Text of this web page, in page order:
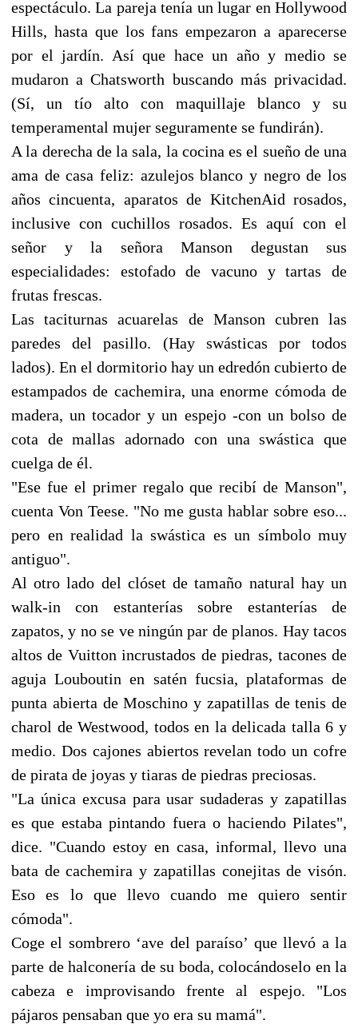
espectáculo. La pareja tenía un lugar en Hollywood
Hills, hasta que los fans empezaron a aparecerse
por el jardín. Así que hace un año y medio se
mudaron a Chatsworth buscando más privacidad.
(Sí, un tío alto con maquillaje blanco y su
temperamental mujer seguramente se fundirán).
A la derecha de la sala, la cocina es el sueño de una
ama de casa feliz: azulejos blanco y negro de los
años cincuenta, aparatos de KitchenAid rosados,
inclusive con cuchillos rosados. Es aquí con el
señor y la señora Manson degustan sus
especialidades: estofado de vacuno y tartas de
frutas frescas.
Las taciturnas acuarelas de Manson cubren las
paredes del pasillo. (Hay swásticas por todos
lados). En el dormitorio hay un edredón cubierto de
estampados de cachemira, una enorme cómoda de
madera, un tocador y un espejo -con un bolso de
cota de mallas adornado con una swástica que
cuelga de él.
"Ese fue el primer regalo que recibí de Manson",
cuenta Von Teese. "No me gusta hablar sobre eso...
pero en realidad la swástica es un símbolo muy
antiguo".
Al otro lado del clóset de tamaño natural hay un
walk-in con estanterías sobre estanterías de
zapatos, y no se ve ningún par de planos. Hay tacos
altos de Vuitton incrustados de piedras, tacones de
aguja Louboutin en satén fucsia, plataformas de
punta abierta de Moschino y zapatillas de tenis de
charol de Westwood, todos en la delicada talla 6 y
medio. Dos cajones abiertos revelan todo un cofre
de pirata de joyas y tiaras de piedras preciosas.
"La única excusa para usar sudaderas y zapatillas
es que estaba pintando fuera o haciendo Pilates",
dice. "Cuando estoy en casa, informal, llevo una
bata de cachemira y zapatillas conejitas de visón.
Eso es lo que llevo cuando me quiero sentir
cómoda".
Coge el sombrero ‘ave del paraíso’ que llevó a la
parte de halconería de su boda, colocándoselo en la
cabeza e improvisando frente al espejo. "Los
pájaros pensaban que yo era su mamá".